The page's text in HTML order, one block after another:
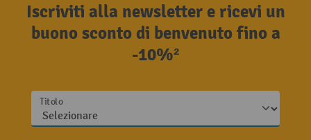
Iscriviti alla newsletter e ricevi un
buono sconto di benvenuto fino a
-10%²
Titolo